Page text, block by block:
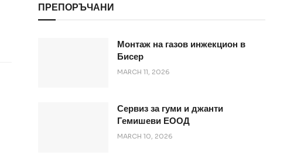
ПРЕПОРЪЧАНИ
Монтаж на газов инжекцион в
Бисер
MARCH 11, 2026
Сервиз за гуми и джанти
Гемишеви ЕООД
MARCH 10, 2026